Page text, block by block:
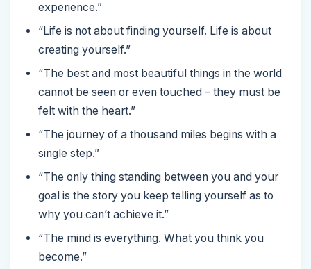
experience.”
“Life is not about finding yourself. Life is about
creating yourself.”
“The best and most beautiful things in the world
cannot be seen or even touched – they must be
felt with the heart.”
“The journey of a thousand miles begins with a
single step.”
“The only thing standing between you and your
goal is the story you keep telling yourself as to
why you can’t achieve it.”
“The mind is everything. What you think you
become.”